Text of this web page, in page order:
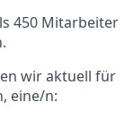
450 Mitarbeiter
wir aktuell für
eine/n: